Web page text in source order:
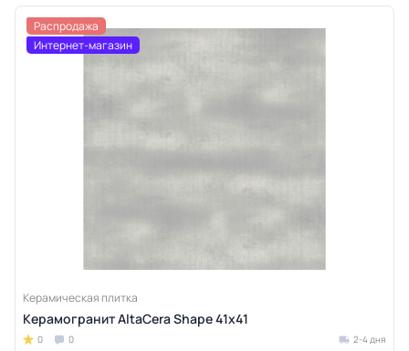
Распродажа
Интернет-магазин
Керамическая плитка
Керамогранит AltaCera Shape 41х41
0 0 2-4 дня